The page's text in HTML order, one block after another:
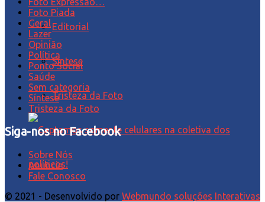
Editorial
Síntese
Tristeza da Foto
Foto Piada
Geral
Lazer
Opinião
Política
Ponto Social
Saúde
Sem categoria
Síntese
Tristeza da Foto
Siga-nos no Facebook
Sobre Nós
Anuncie
Fale Conosco
© 2021 - Desenvolvido por Webmundo soluções Interativas